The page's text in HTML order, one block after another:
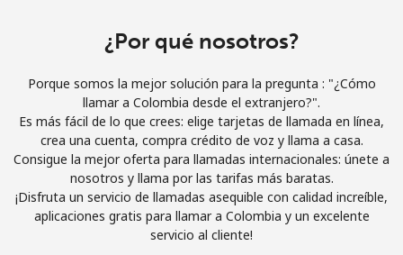
o
Continuar con
¿Por qué nosotros?
Porque somos la mejor solución para la pregunta : "¿Cómo
llamar a Colombia desde el extranjero?".
Es más fácil de lo que crees: elige tarjetas de llamada en línea,
crea una cuenta, compra crédito de voz y llama a casa.
Consigue la mejor oferta para llamadas internacionales: únete a
nosotros y llama por las tarifas más baratas.
¡Disfruta un servicio de llamadas asequible con calidad increíble,
aplicaciones gratis para llamar a Colombia y un excelente
servicio al cliente!